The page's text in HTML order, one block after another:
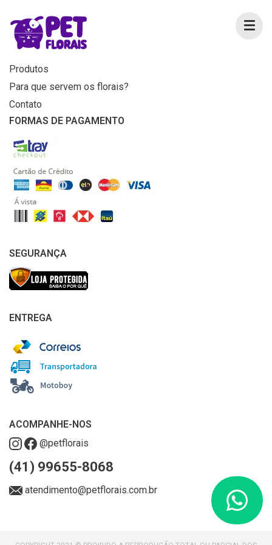
MENU
Home
Produtos
Para que servem os florais?
Contato
FORMAS DE PAGAMENTO
SEGURANÇA
ENTREGA
ACOMPANHE-NOS
@petflorais
(41) 99655-8068
atendimento@petflorais.com.br